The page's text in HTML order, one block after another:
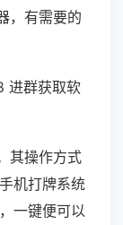
，有需要的
进群获取软
其操作方式
机打牌系统
一键便可以